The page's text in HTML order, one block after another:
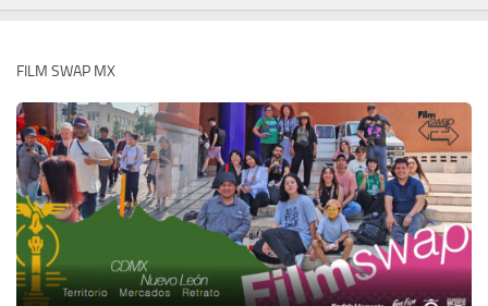
FILM SWAP MX